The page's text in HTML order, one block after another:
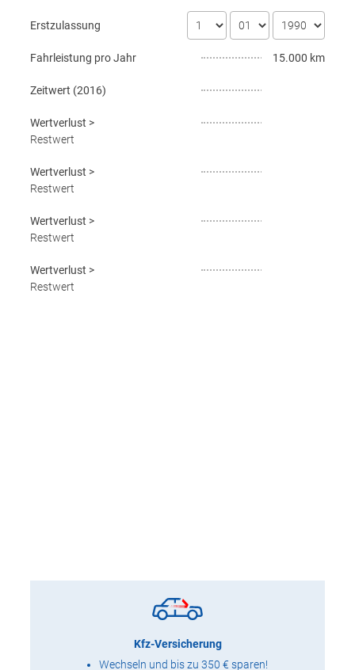
Erstzulassung
Fahrleistung pro Jahr 15.000 km
Zeitwert (2016)
Wertverlust >
Restwert
Wertverlust >
Restwert
Wertverlust >
Restwert
Wertverlust >
Restwert
Kfz-Versicherung
Wechseln und bis zu 350 € sparen!